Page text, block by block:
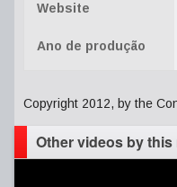
Website
Ano de produção
Copyright 2012, by the
Other videos by this